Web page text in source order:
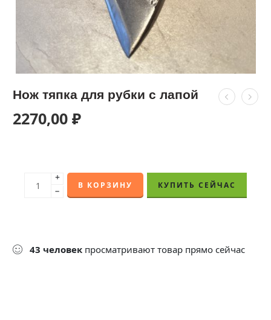
Нож тяпка для рубки с лапой
2270,00 ₽
+
−
В КОРЗИНУ КУПИТЬ СЕЙЧАС
43 человек просматривают товар прямо сейчас